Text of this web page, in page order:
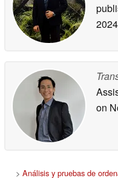
2024
on
> Análisis y pruebas de